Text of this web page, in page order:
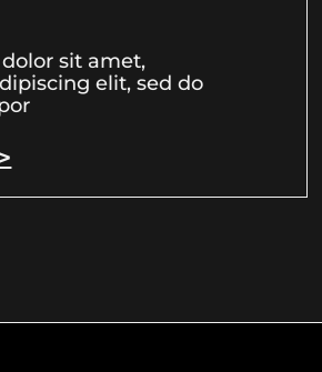
sit amet,
elit, sed do